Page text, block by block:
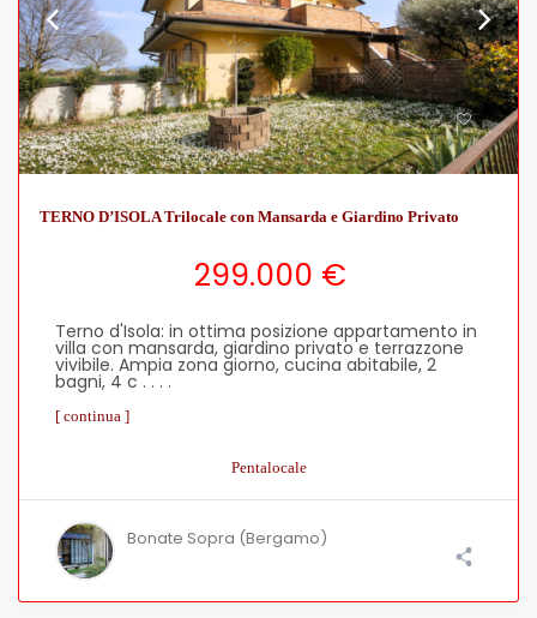
TERNO D’ISOLA Trilocale con Mansarda e Giardino Privato
299.000 €
Terno d'Isola: in ottima posizione appartamento in
villa con mansarda, giardino privato e terrazzone
vivibile. Ampia zona giorno, cucina abitabile, 2
bagni, 4 c . . . .
[ continua ]
Pentalocale
Bonate Sopra (Bergamo)